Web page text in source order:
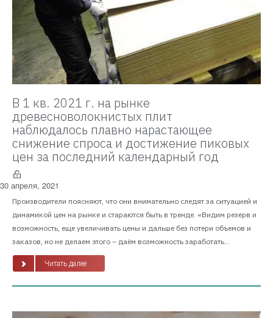
В 1 кв. 2021 г. на рынке
древесноволокнистых плит
наблюдалось плавно нарастающее
снижение спроса и достижение пиковых
цен за последний календарный год
30 апреля, 2021
Производители поясняют, что они внимательно следят за ситуацией и
динамикой цен на рынке и стараются быть в тренде. «Видим резерв и
возможность, еще увеличивать цены и дальше без потери объемов и
заказов, но не делаем этого – даём возможность заработать...
Читать далее